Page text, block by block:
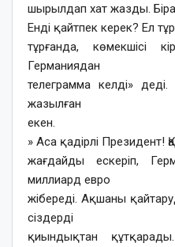
шырылдап хат жазды.
Енді қайтпек керек? Ел
тұрғанда, көмекшісі
Германиядан
телеграмма келді»
жазылған
екен.
» Аса қадірлі Президент!
жағдайды ескеріп,
миллиард евро
жібереді. Ақшаны
сіздерді
қиындықтан